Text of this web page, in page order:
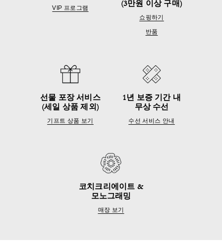
VIP 프로그램
(3만원 이상 구매)
쇼핑하기
반품
선물 포장 서비스
(세일 상품 제외)
기프트 상품 보기
1년 보증 기간 내
무상 수선
수선 서비스 안내
코치크리에이트 &
모노그래밍
매장 보기